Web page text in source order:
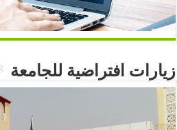
زيارات افتراضية للجامعة